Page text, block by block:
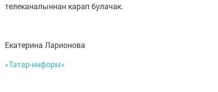
телеканалыннан карап булачак.
Екатерина Ларионова
«Татар-информ»